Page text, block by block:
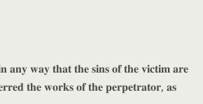
𝐚𝐧𝐲 𝐰𝐚𝐲 𝐭𝐡𝐚𝐭 𝐭𝐡𝐞 𝐬𝐢𝐧𝐬 𝐨𝐟 𝐭𝐡𝐞 𝐯𝐢𝐜𝐭𝐢𝐦 𝐚𝐫𝐞
𝐭𝐡𝐞 𝐰𝐨𝐫𝐤𝐬 𝐨𝐟 𝐭𝐡𝐞 𝐩𝐞𝐫𝐩𝐞𝐭𝐫𝐚𝐭𝐨𝐫, 𝐚𝐬